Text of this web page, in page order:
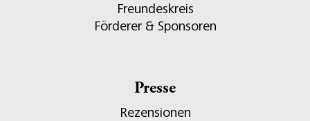
Freundeskreis
Förderer & Sponsoren
Presse
Rezensionen